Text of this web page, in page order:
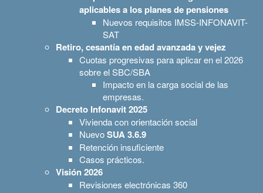
aplicables a los planes de pensiones
Nuevos requisitos IMSS-INFONAVIT-
SAT
Retiro, cesantía en edad avanzada y vejez
Cuotas progresivas para aplicar en el 2026
sobre el SBC/SBA
Impacto en la carga social de las
empresas.
Decreto Infonavit 2025
Vivienda con orientación social
NuevoSUA 3.6.9
Retención insuficiente
Casos prácticos.
Visión 2026
Revisiones electrónicas 360